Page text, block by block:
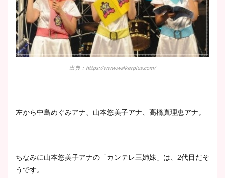
出典：https://www.walkerplus.com/
左から中島めぐみアナ、山本悠美子アナ、高橋真理恵アナ。
ちなみに山本悠美子アナの「カンテレ三姉妹」は、2代目だそ
うです。